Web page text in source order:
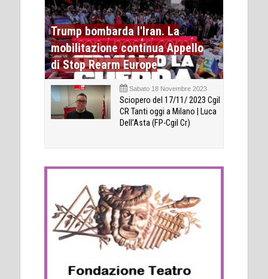
Trump bombarda l'Iran. La
mobilitazione continua Appello
di Stop Rearm Europe
Sabato 18 Novembre 2023
Sciopero del 17/11/ 2023 Cgil
CR Tanti oggi a Milano | Luca
Dell’Asta (FP-Cgil Cr)